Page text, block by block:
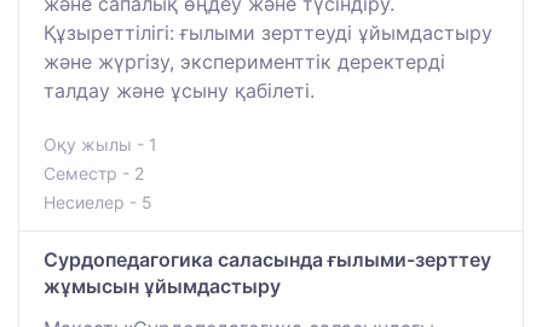
Құзыреттілігі: ғылыми зерттеуді ұйымдастыру
және жүргізу, эксперименттік деректерді
талдау және ұсыну қабілеті.
Оқу жылы - 1
Семестр - 2
Несиелер - 5
Сурдопедагогика саласында ғылыми-зерттеу
жұмысын ұйымдастыру